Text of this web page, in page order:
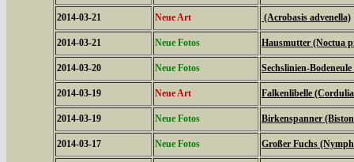
2014-03-21 Neue Art (Acrobasis advenella)
2014-03-21 Neue Fotos Hausmutter (Noctua
2014-03-20 Neue Fotos Sechslinien-
2014-03-19 Neue Art Falkenlibelle (Cordulia
2014-03-19 Neue Fotos Birkenspanner
2014-03-17 Neue Fotos Großer Fuchs